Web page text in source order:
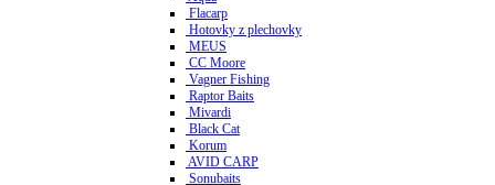
Flacarp
Hotovky z plechovky
MEUS
CC Moore
Vagner Fishing
Raptor Baits
Mivardi
Black Cat
Korum
AVID CARP
Sonubaits